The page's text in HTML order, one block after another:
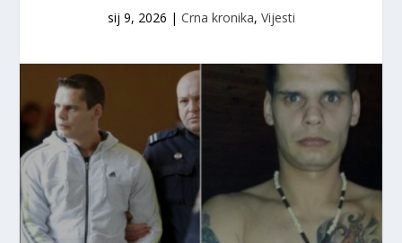
sij 9, 2026 | Crna kronika, Vijesti